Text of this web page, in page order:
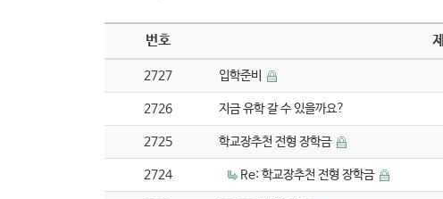
번호
2727 입학준비
2726 지금 유학 갈 수 있을까요?
2725 학교장추천 전형 장학금
2724 Re: 학교장추천 전형 장학금